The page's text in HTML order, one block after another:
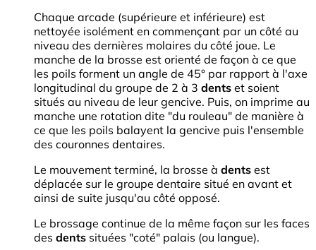
Chaque arcade (supérieure et inférieure) est
nettoyée isolément en commençant par un côté au
niveau des dernières molaires du côté joue. Le
manche de la brosse est orienté de façon à ce que
les poils forment un angle de 45° par rapport à l'axe
longitudinal du groupe de 2 à 3 dents et soient
situés au niveau de leur gencive. Puis, on imprime au
manche une rotation dite "du rouleau" de manière à
ce que les poils balayent la gencive puis l'ensemble
des couronnes dentaires.
Le mouvement terminé, la brosse à dents est
déplacée sur le groupe dentaire situé en avant et
ainsi de suite jusqu'au côté opposé.
Le brossage continue de la même façon sur les faces
des dents situées "coté" palais (ou langue).